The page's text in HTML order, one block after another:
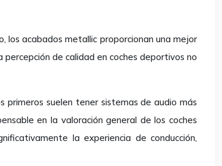
los acabados metallic proporcionan una mejor
de calidad en coches deportivos no
suelen tener sistemas de audio más
en la valoración general de los coches
la experiencia de conducción,